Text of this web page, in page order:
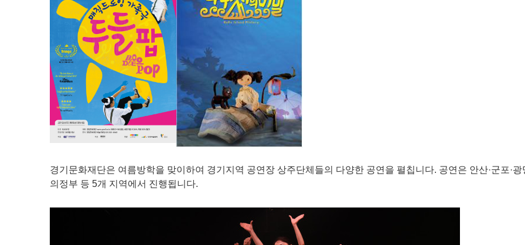
경기문화재단은 여름방학을 맞이하여 경기지역 공연장 상주단체들의 다양한 공연을 펼칩니다. 공연은 안산·군포·광
의정부 등 5개 지역에서 진행됩니다.